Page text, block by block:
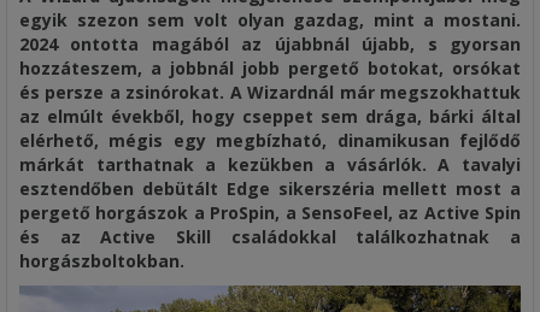
egyik szezon sem volt olyan gazdag, mint a mostani.
2024 ontotta magából az újabbnál újabb, s gyorsan
hozzáteszem, a jobbnál jobb pergető botokat, orsókat
és persze a zsinórokat. A Wizardnál már megszokhattuk
az elmúlt évekből, hogy cseppet sem drága, bárki által
elérhető, mégis egy megbízható, dinamikusan fejlődő
márkát tarthatnak a kezükben a vásárlók. A tavalyi
esztendőben debütált Edge sikerszéria mellett most a
pergető horgászok a ProSpin, a SensoFeel, az Active Spin
és az Active Skill családokkal találkozhatnak a
horgászboltokban.